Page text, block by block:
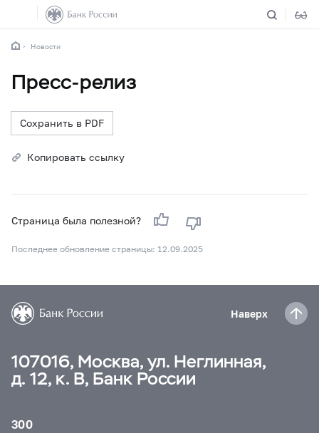
Новости
Пресс-релиз
Сохранить в PDF
Копировать ссылку
Страница была полезной?
Последнее обновление страницы: 12.09.2025
Наверх
107016, Москва, ул. Неглинная,
д. 12, к. В, Банк России
300